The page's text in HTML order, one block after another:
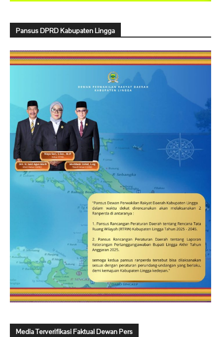
Pansus DPRD Kabupaten Lingga
Media Terverifikasi Faktual Dewan Pers